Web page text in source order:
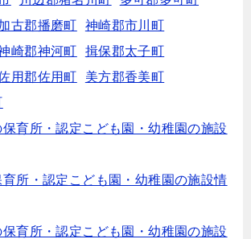
古郡播磨町
神崎郡市川町
崎郡神河町
揖保郡太子町
用郡佐用町
美方郡香美町
育所・認定こども園・幼稚園の施設
所・認定こども園・幼稚園の施設情
育所・認定こども園・幼稚園の施設